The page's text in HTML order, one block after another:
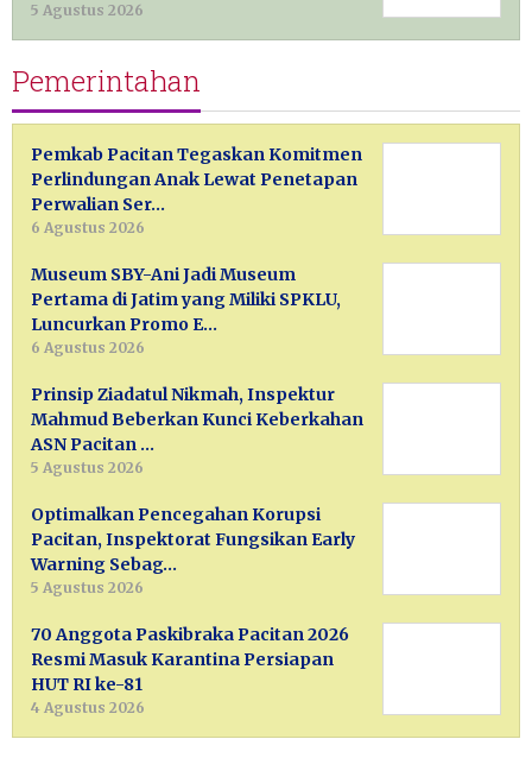
5 Agustus 2026
Pemerintahan
Pemkab Pacitan Tegaskan Komitmen
Perlindungan Anak Lewat Penetapan
Perwalian Ser…
6 Agustus 2026
Museum SBY-Ani Jadi Museum
Pertama di Jatim yang Miliki SPKLU,
Luncurkan Promo E…
6 Agustus 2026
Prinsip Ziadatul Nikmah, Inspektur
Mahmud Beberkan Kunci Keberkahan
ASN Pacitan …
5 Agustus 2026
Optimalkan Pencegahan Korupsi
Pacitan, Inspektorat Fungsikan Early
Warning Sebag…
5 Agustus 2026
70 Anggota Paskibraka Pacitan 2026
Resmi Masuk Karantina Persiapan
HUT RI ke-81
4 Agustus 2026